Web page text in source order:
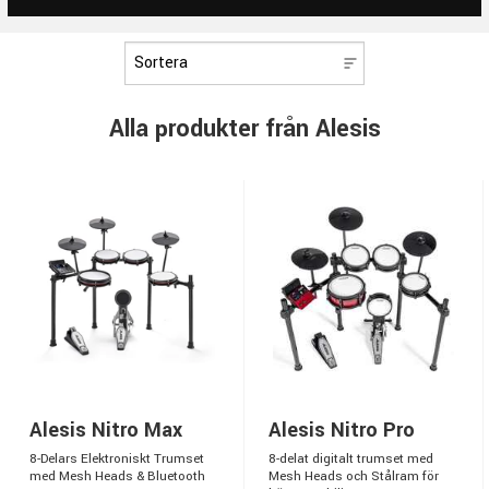
Alla produkter från Alesis
Alesis Nitro Max
8-Delars Elektroniskt Trumset
med Mesh Heads & Bluetooth
Alesis Nitro Pro
8-delat digitalt trumset med
Mesh Heads och Stålram för